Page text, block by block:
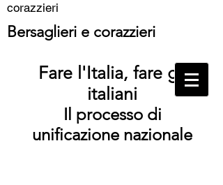
corazzieri
Bersaglieri e corazzieri
Fare l'Italia, fare gli
italiani
Il processo di
unificazione nazionale